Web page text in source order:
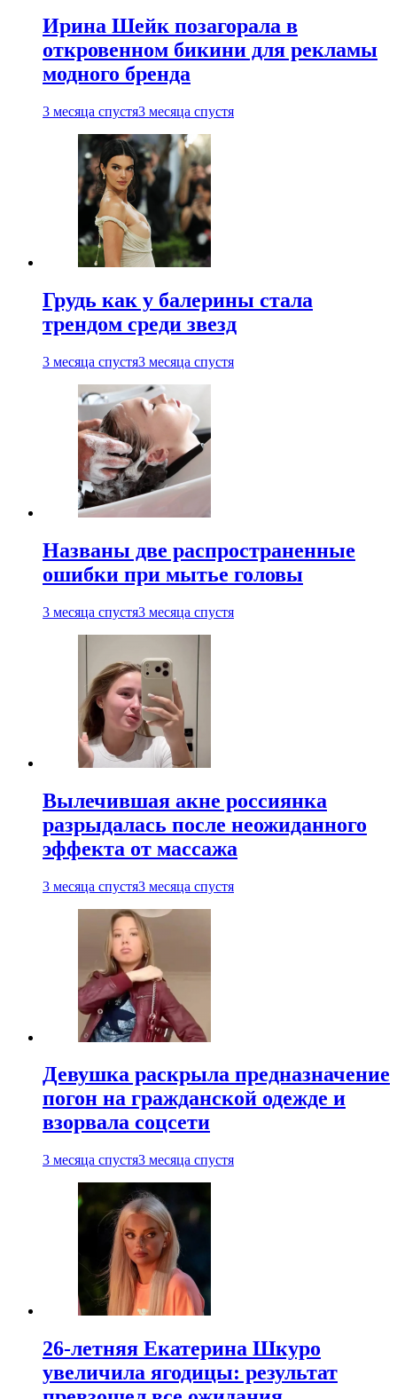
Ирина Шейк позагорала в
откровенном бикини для рекламы
модного бренда
3 месяца спустя3 месяца спустя
Грудь как у балерины стала
трендом среди звезд
3 месяца спустя3 месяца спустя
Названы две распространенные
ошибки при мытье головы
3 месяца спустя3 месяца спустя
Вылечившая акне россиянка
разрыдалась после неожиданного
эффекта от массажа
3 месяца спустя3 месяца спустя
Девушка раскрыла предназначение
погон на гражданской одежде и
взорвала соцсети
3 месяца спустя3 месяца спустя
26-летняя Екатерина Шкуро
увеличила ягодицы: результат